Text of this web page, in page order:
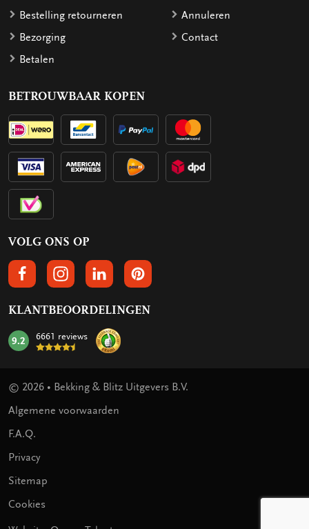
Bestelling retourneren
Bezorging
Betalen
Annuleren
Contact
BETROUWBAAR KOPEN
VOLG ONS OP
VOLGS ONS OP FACEBOOK
VOLG ONS OP INSTAGRAM
VOLG ONS OP LINKEDIN
VOLG ONS OP PINTEREST
KLANTBEOORDELINGEN
mark:
9.2 6661 reviews
© 2026 • Bekking & Blitz Uitgevers B.V.
Algemene voorwaarden
F.A.Q.
Privacy
Sitemap
Cookies